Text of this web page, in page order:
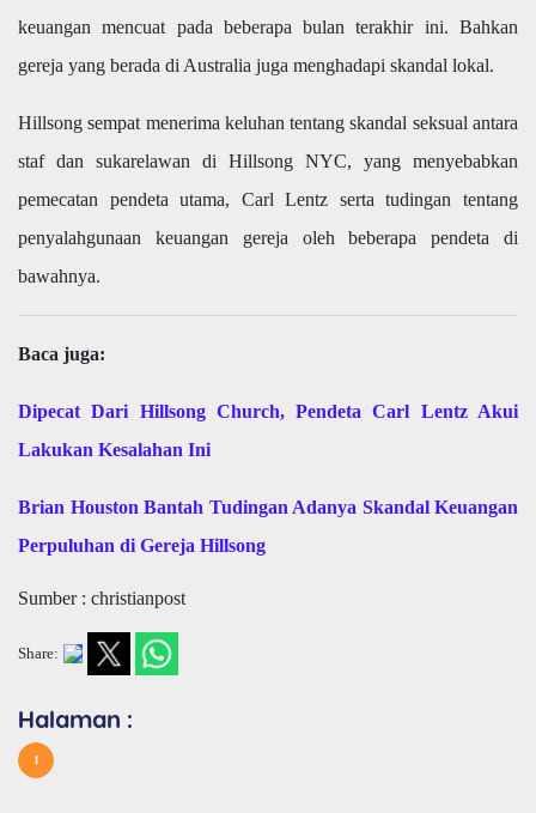
keuangan mencuat pada beberapa bulan terakhir ini. Bahkan
gereja yang berada di Australia juga menghadapi skandal lokal.
Hillsong sempat menerima keluhan tentang skandal seksual antara
staf dan sukarelawan di Hillsong NYC, yang menyebabkan
pemecatan pendeta utama, Carl Lentz serta tudingan tentang
penyalahgunaan keuangan gereja oleh beberapa pendeta di
bawahnya.
Baca juga:
Dipecat Dari Hillsong Church, Pendeta Carl Lentz Akui
Lakukan Kesalahan Ini
Brian Houston Bantah Tudingan Adanya Skandal Keuangan
Perpuluhan di Gereja Hillsong
Sumber : christianpost
Share:
Halaman :
1